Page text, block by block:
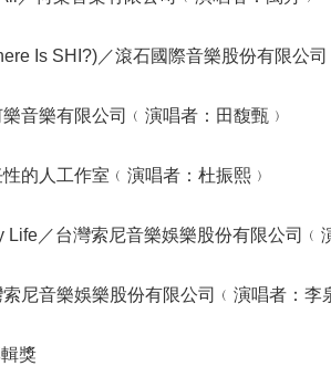
Is SHI?)／滾石國際音樂股份有限公
音樂有限公司﹙演唱者：田馥甄﹚
的人工作室﹙演唱者：杜振熙﹚
Life／台灣索尼音樂娛樂股份有限公司﹙
尼音樂娛樂股份有限公司﹙演唱者：李
獎